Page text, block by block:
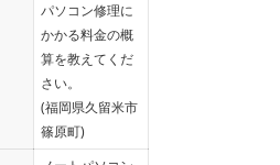
パソコン修理に
かかる料金の概
算を教えてくだ
さい。
(福岡県久留米市
篠原町)